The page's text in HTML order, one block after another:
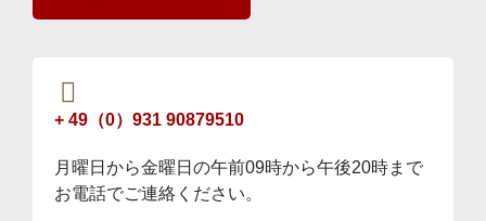
+ 49（0）931 90879510
月曜日から金曜日の午前09時から午後20時まで
お電話でご連絡ください。